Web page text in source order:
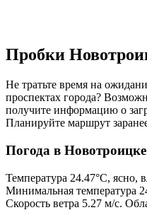
Пробки
Не тратьте время на
проспектах города?
получите информацию о
Планируйте маршрут
Погода в Новотроицке
Температура 24.47°C, ясно,
Минимальная температура
Скорость ветра 5.27 м/с.